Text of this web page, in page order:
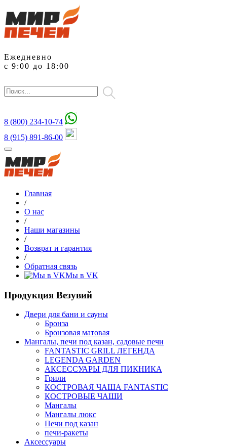
Ежедневно
с 9:00 до 18:00
8 (800) 234-10-74
8 (915) 891-86-00
Главная
/
О нас
/
Наши магазины
/
Возврат и гарантия
/
Обратная связь
Мы в VK
Продукция Везувий
Двери для бани и сауны
Бронза
Бронзовая матовая
Мангалы, печи под казан, садовые печи
FANTASTIC GRILL ЛЕГЕНДА
LEGENDA GARDEN
АКСЕССУАРЫ ДЛЯ ПИКНИКА
Грили
КОСТРОВАЯ ЧАША FANTASTIC
КОСТРОВЫЕ ЧАШИ
Мангалы
Мангалы люкс
Печи под казан
печи-ракеты
Аксессуары